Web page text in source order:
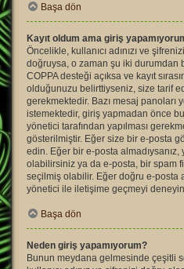
Başa dön
Kayıt oldum ama giriş
Öncelikle, kullanıcı adınızı ve
doğruysa, o zaman şu iki durumdan
COPPA desteği açıksa ve kayıt
olduğunuzu belirttiyseniz, size tarif
gerekmektedir. Bazı mesaj panoları
istemektedir, giriş yapmadan önce
yönetici tarafından yapılması
gösterilmiştir. Eğer size bir e-posta
edin. Eğer bir e-posta
olabilirsiniz ya da e-posta, bir spam
seçilmiş olabilir. Eğer doğru e-
yönetici ile iletişime geçmeyi
Başa dön
Neden giriş yapamıyorum?
Bunun meydana gelmesinde çeşitli